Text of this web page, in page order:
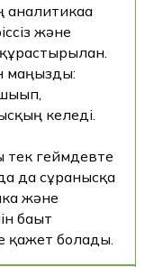
аналитикаға
және
маңызды:
келеді.
тек геймдевте
да сұранысқа
және
бағыт
қажет болады.